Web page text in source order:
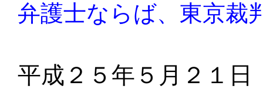
弁護士ならば、東京裁
平成２５年５月２１日